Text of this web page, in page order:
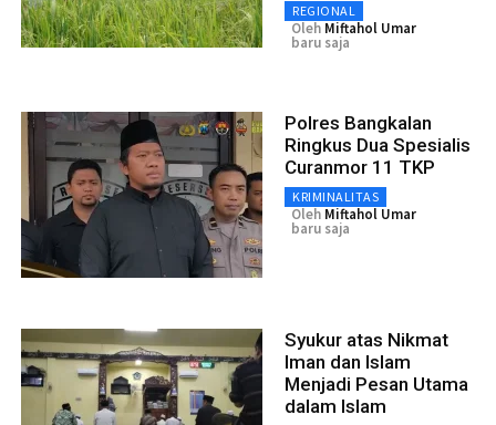
REGIONAL
Oleh Miftahol Umar
baru saja
Polres Bangkalan
Ringkus Dua Spesialis
Curanmor 11 TKP
KRIMINALITAS
Oleh Miftahol Umar
baru saja
Syukur atas Nikmat
Iman dan Islam
Menjadi Pesan Utama
dalam Islam